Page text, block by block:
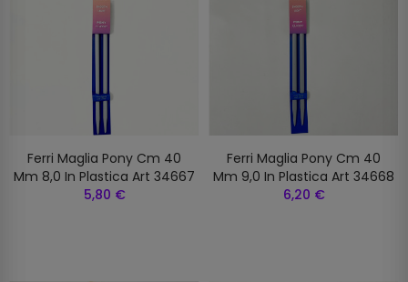
Ferri Maglia Pony Cm 40
Mm 8,0 In Plastica Art 34667
5,80 €
Ferri Maglia Pony Cm 40
Mm 9,0 In Plastica Art 34668
6,20 €